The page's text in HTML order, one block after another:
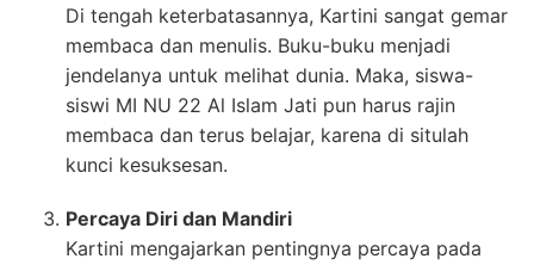
Di tengah keterbatasannya, Kartini sangat gemar
membaca dan menulis. Buku-buku menjadi
jendelanya untuk melihat dunia. Maka, siswa-
siswi MI NU 22 Al Islam Jati pun harus rajin
membaca dan terus belajar, karena di situlah
kunci kesuksesan.
Percaya Diri dan Mandiri
Kartini mengajarkan pentingnya percaya pada